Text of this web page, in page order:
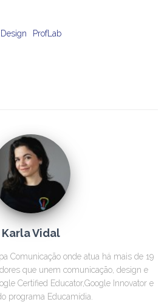
ProfLab
Karla Vidal
Comunicação onde atua há mais de 19
que unem comunicação, design e
Certified Educator,Google Innovator e
programa Educamídia.